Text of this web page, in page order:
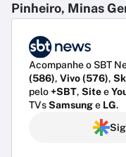
Pinheiro, Minas
Acompanhe o SBT
(586), Vivo (576),
pelo+SBT, Sitee
TVsSamsunge LG.